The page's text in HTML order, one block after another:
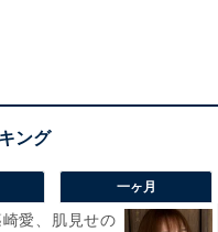
一ヶ月
崎愛、肌見せの